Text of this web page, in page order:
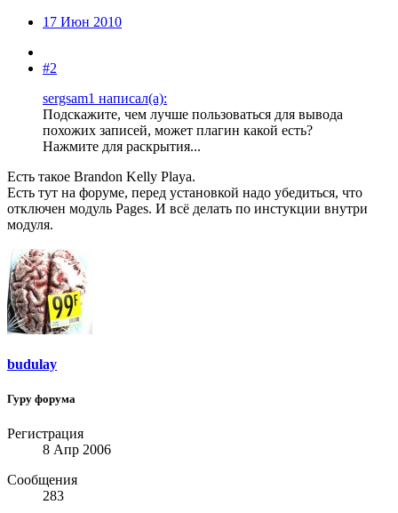
17 Июн 2010
#2
sergsam1 написал(а):
Подскажите, чем лучше пользоваться для вывода
похожих записей, может плагин какой есть?
Нажмите для раскрытия...
Есть такое Brandon Kelly Playa.
Есть тут на форуме, перед установкой надо убедиться, что
отключен модуль Pages. И всё делать по инстукции внутри
модуля.
budulay
Гуру форума
Регистрация
8 Апр 2006
Сообщения
283